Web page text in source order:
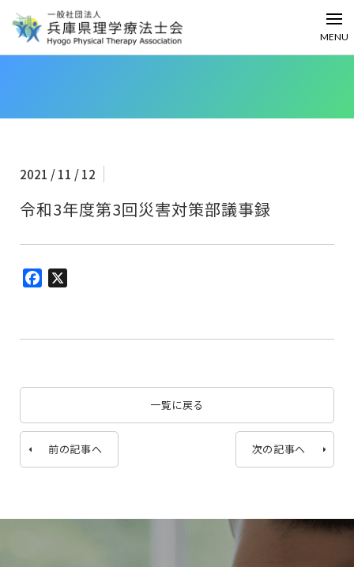
MENU
2021 / 11 / 12
令和3年度第3回災害対策部議事録
Facebook
一覧に戻る
前の記事へ 次の記事へ